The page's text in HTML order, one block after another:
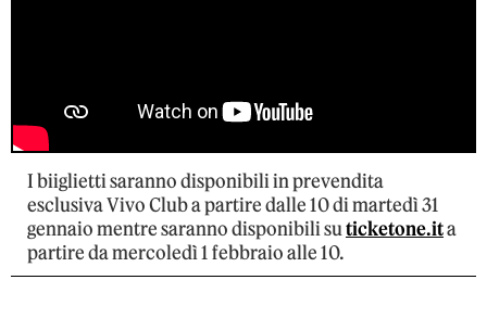
I biiglietti saranno disponibili in prevendita
esclusiva Vivo Club a partire dalle 10 di martedì 31
gennaio mentre saranno disponibili suticketone.ita
partire da mercoledì 1 febbraio alle 10.